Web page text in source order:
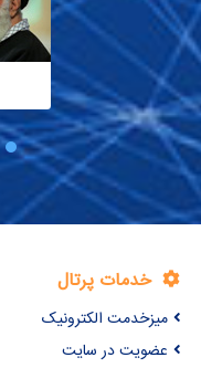
خدمات پرتال
میزخدمت الکترونیک
عضویت در سایت